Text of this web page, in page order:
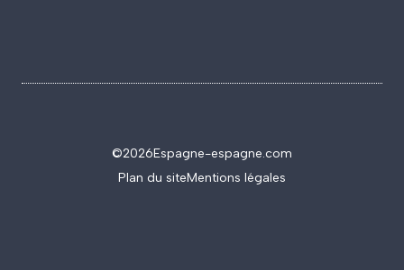
©2026Espagne-espagne.com
Plan du siteMentions légales